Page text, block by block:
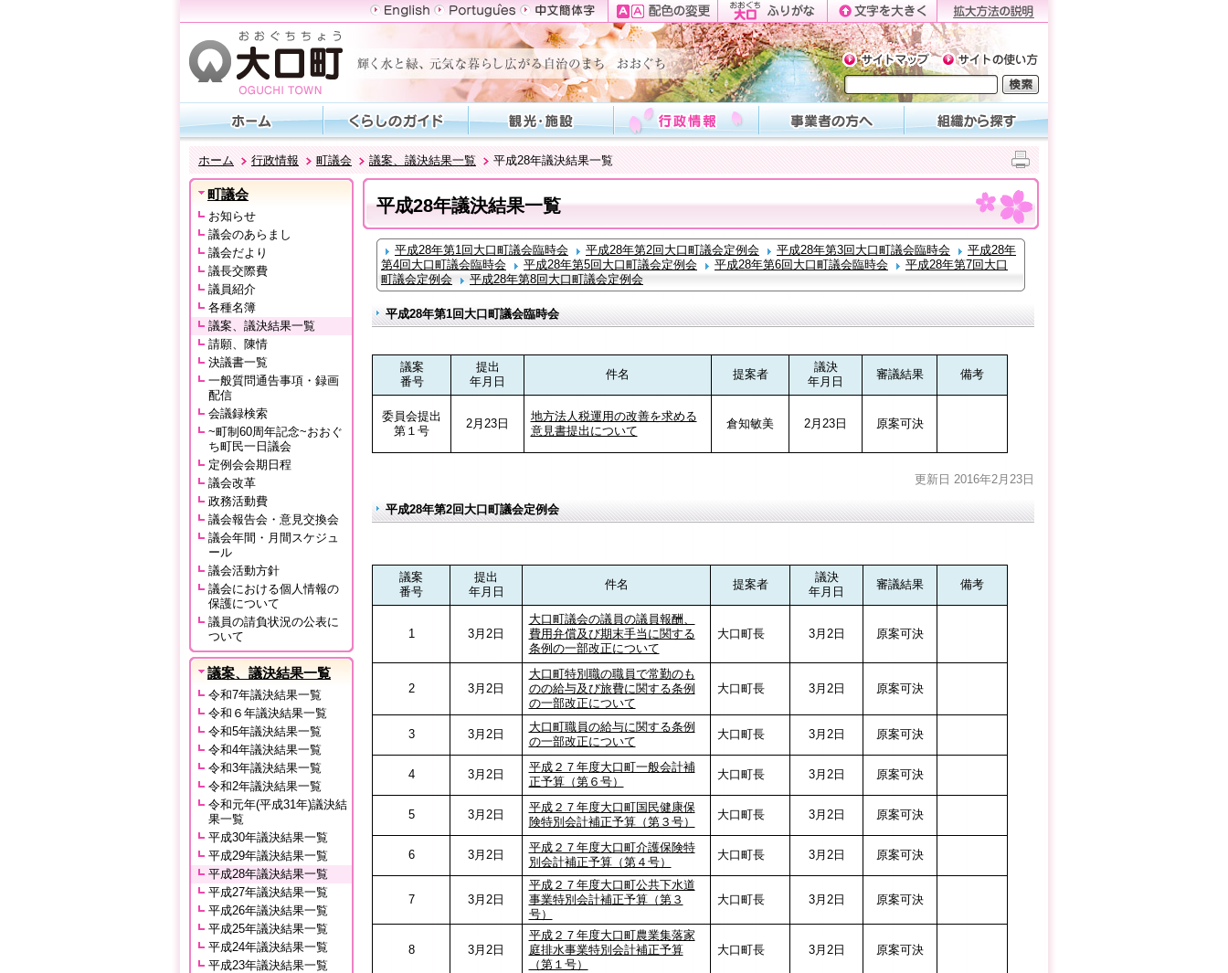
ホーム 行政情報 町議会 議案、議決結果一覧 平成28年議決結果一覧
町議会
お知らせ
議会のあらまし
議会だより
議長交際費
議員紹介
各種名簿
議案、議決結果一覧
請願、陳情
決議書一覧
一般質問通告事項・録画
配信
会議録検索
~町制60周年記念~おおぐ
ち町民一日議会
定例会会期日程
議会改革
政務活動費
議会報告会・意見交換会
議会年間・月間スケジュ
ール
議会活動方針
議会における個人情報の
保護について
議員の請負状況の公表に
ついて
議案、議決結果一覧
令和7年議決結果一覧
令和６年議決結果一覧
令和5年議決結果一覧
令和4年議決結果一覧
令和3年議決結果一覧
令和2年議決結果一覧
令和元年(平成31年)議決結
果一覧
平成30年議決結果一覧
平成29年議決結果一覧
平成28年議決結果一覧
平成27年議決結果一覧
平成26年議決結果一覧
平成25年議決結果一覧
平成24年議決結果一覧
平成23年議決結果一覧
平成28年議決結果一覧
平成28年第1回大口町議会臨時会 平成28年第2回大口町議会定例会 平成28年第3回大口町議会臨時会
平成28年
第4回大口町議会臨時会
平成28年第5回大口町議会定例会 平成28年第6回大口町議会臨時会
平成28年第7回大口
町議会定例会
平成28年第8回大口町議会定例会
平成28年第1回大口町議会臨時会
議案
番号
提出
年月日
件名 提案者
議決
年月日
審議結果 備考
委員会提出
第１号
2月23日
地方法人税運用の改善を求める
意見書提出について
倉知敏美 2月23日 原案可決
更新日 2016年2月23日
平成28年第2回大口町議会定例会
議案
番号
提出
年月日
件名 提案者
議決
年月日
審議結果 備考
1 3月2日
大口町議会の議員の議員報酬、
費用弁償及び期末手当に関する
条例の一部改正について
大口町長 3月2日 原案可決
2 3月2日
大口町特別職の職員で常勤のも
のの給与及び旅費に関する条例
の一部改正について
大口町長 3月2日 原案可決
3 3月2日
大口町職員の給与に関する条例
の一部改正について
大口町長 3月2日 原案可決
4 3月2日
平成２７年度大口町一般会計補
正予算（第６号）
大口町長 3月2日 原案可決
5 3月2日
平成２７年度大口町国民健康保
険特別会計補正予算（第３号）
大口町長 3月2日 原案可決
6 3月2日
平成２７年度大口町介護保険特
別会計補正予算（第４号）
大口町長 3月2日 原案可決
7 3月2日
平成２７年度大口町公共下水道
事業特別会計補正予算（第３
号）
大口町長 3月2日 原案可決
8 3月2日
平成２７年度大口町農業集落家
庭排水事業特別会計補正予算
（第１号）
大口町長 3月2日 原案可決